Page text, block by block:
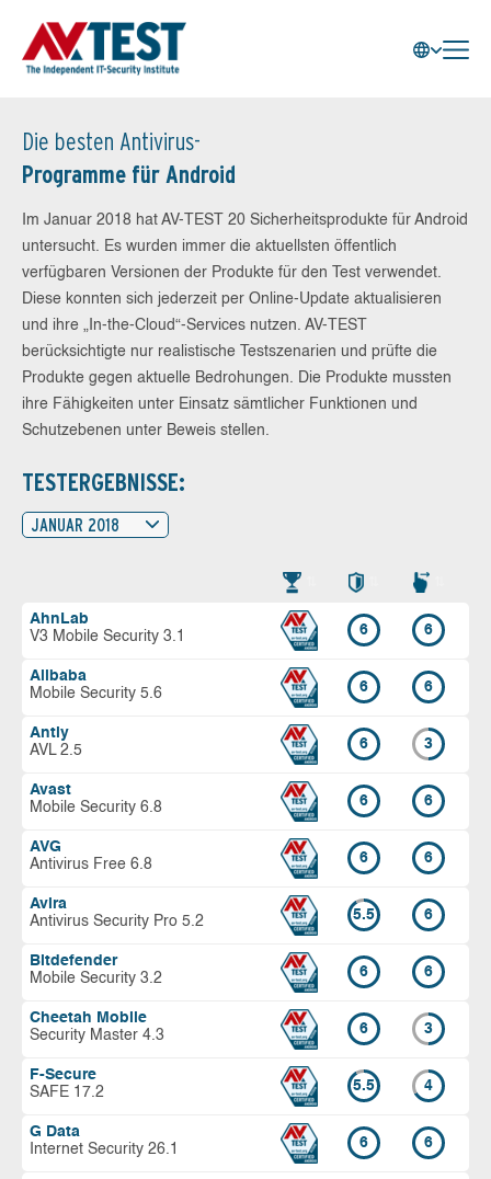
Die besten Antivirus-
Programme für Android
Im Januar 2018 hat AV-TEST 20 Sicherheitsprodukte für Android
untersucht. Es wurden immer die aktuellsten öffentlich
verfügbaren Versionen der Produkte für den Test verwendet.
Diese konnten sich jederzeit per Online-Update aktualisieren
und ihre „In-the-Cloud“-Services nutzen. AV-TEST
berücksichtigte nur realistische Testszenarien und prüfte die
Produkte gegen aktuelle Bedrohungen. Die Produkte mussten
ihre Fähigkeiten unter Einsatz sämtlicher Funktionen und
Schutzebenen unter Beweis stellen.
TESTERGEBNISSE:
JANUAR 2018
AhnLab
V3 Mobile Security 3.1
6 6
Alibaba
Mobile Security 5.6
6 6
Antiy
AVL 2.5
6 3
Avast
Mobile Security 6.8
6 6
AVG
Antivirus Free 6.8
6 6
Avira
Antivirus Security Pro 5.2
5.5 6
Bitdefender
Mobile Security 3.2
6 6
Cheetah Mobile
Security Master 4.3
6 3
F-Secure
SAFE 17.2
5.5 4
G Data
Internet Security 26.1
6 6